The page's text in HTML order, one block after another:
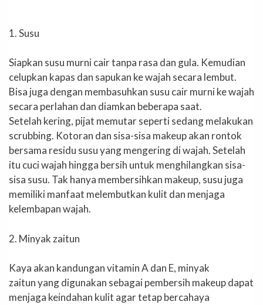
1. Susu
Siapkan susu murni cair tanpa rasa dan gula. Kemudian
celupkan kapas dan sapukan ke wajah secara lembut.
Bisa juga dengan membasuhkan susu cair murni ke wajah
secara perlahan dan diamkan beberapa saat.
Setelah kering, pijat memutar seperti sedang melakukan
scrubbing. Kotoran dan sisa-sisa makeup akan rontok
bersama residu susu yang mengering di wajah. Setelah
itu cuci wajah hingga bersih untuk menghilangkan sisa-
sisa susu. Tak hanya membersihkan makeup, susu juga
memiliki manfaat melembutkan kulit dan menjaga
kelembapan wajah.
2. Minyak zaitun
Kaya akan kandungan vitamin A dan E, minyak
zaitun yang digunakan sebagai pembersih makeup dapat
menjaga keindahan kulit agar tetap bercahaya